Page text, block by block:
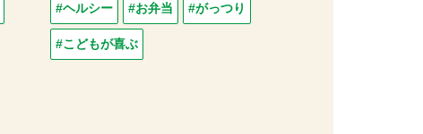
#ヘルシー #お弁当 #がっつり
#こどもが喜ぶ